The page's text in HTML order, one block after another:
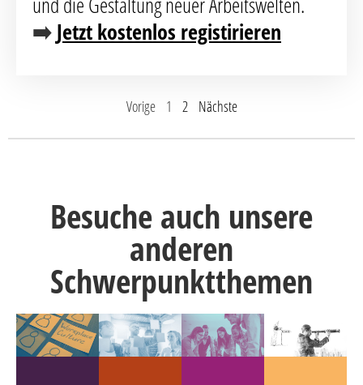
➡️Jetzt kostenlos registirieren
Vorige 1 2 Nächste
Besuche auch unsere
anderen
Schwerpunktthemen